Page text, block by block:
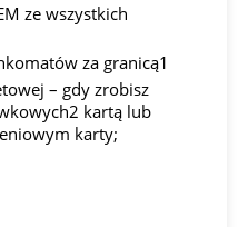
ze wszystkich
za granicą1
– gdy zrobisz
kartą lub
karty;